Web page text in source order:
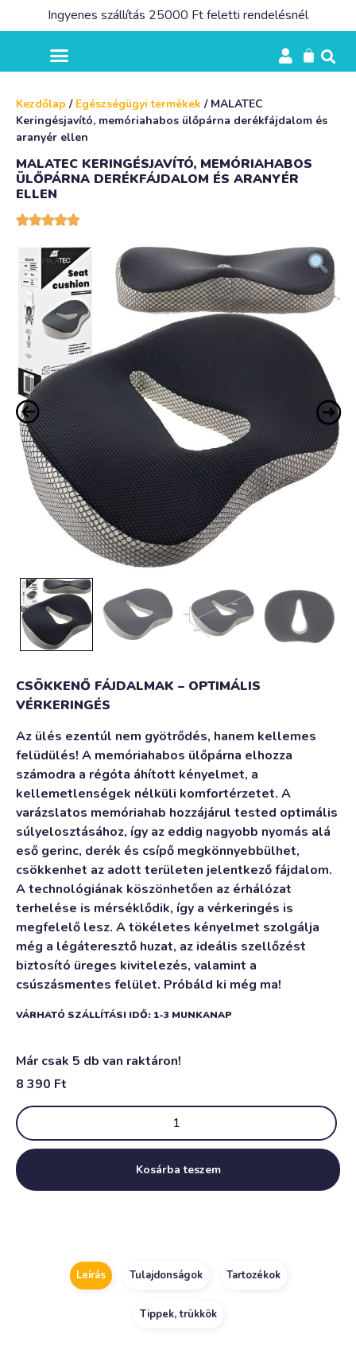
Ingyenes szállítás 25000 Ft feletti rendelésnél
Kezdőlap / Egészségügyi termékek / MALATEC
Keringésjavító, memóriahabos ülőpárna derékfájdalom és
aranyér ellen
MALATEC KERINGÉSJAVÍTÓ, MEMÓRIAHABOS
ÜLŐPÁRNA DERÉKFÁJDALOM ÉS ARANYÉR
ELLEN

CSÖKKENŐ FÁJDALMAK – OPTIMÁLIS
VÉRKERINGÉS
Az ülés ezentúl nem gyötrődés, hanem kellemes
felüdülés! A memóriahabos ülőpárna elhozza
számodra a régóta áhított kényelmet, a
kellemetlenségek nélküli komfortérzetet. A
varázslatos memóriahab hozzájárul tested optimális
súlyelosztásához, így az eddig nagyobb nyomás alá
eső gerinc, derék és csípő megkönnyebbülhet,
csökkenhet az adott területen jelentkező fájdalom.
A technológiának köszönhetően az érhálózat
terhelése is mérséklődik, így a vérkeringés is
megfelelő lesz. A tökéletes kényelmet szolgálja
még a légáteresztő huzat, az ideális szellőzést
biztosító üreges kivitelezés, valamint a
csúszásmentes felület. Próbáld ki még ma!
VÁRHATÓ SZÁLLÍTÁSI IDŐ: 1-3 MUNKANAP
Már csak 5 db van raktáron!
8 390 Ft
Kosárba teszem
Leírás Tulajdonságok Tartozékok
Tippek, trükkök